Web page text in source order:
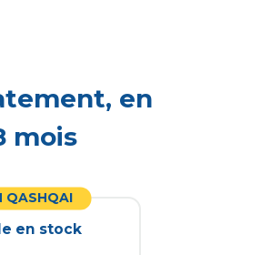
en
mois
QASHQAI
en stock